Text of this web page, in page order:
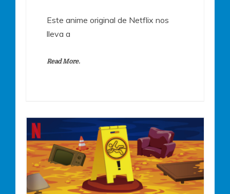
Este anime original de Netflix nos
lleva a
Read More.